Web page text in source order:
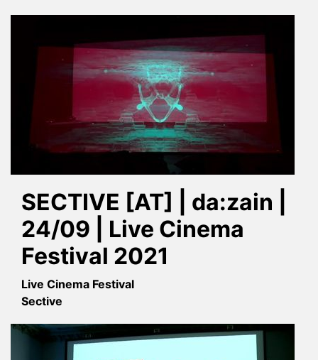
SECTIVE [AT] | da:zain |
24/09 | Live Cinema
Festival 2021
Live Cinema Festival
Sective